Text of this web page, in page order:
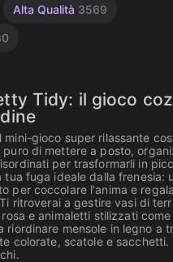
Alta Qualità 3569
Tidy: il gioco
mini-gioco super rilassante
di mettere a posto,
per trasformarli in
tua fuga ideale dalla frenesia:
per coccolare l'anima e
ritroverai a gestire vasi di
e animaletti stilizzati
riordinare mensole in legno a
colorate, scatole e sacchetti.